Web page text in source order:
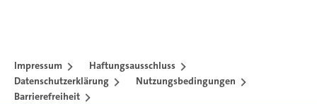
Impressum
Haftungsausschluss
Datenschutzerklärung
Nutzungsbedingungen
Barrierefreiheit